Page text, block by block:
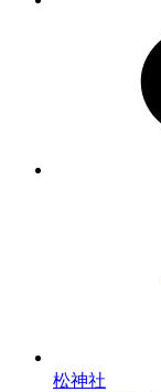
松神社